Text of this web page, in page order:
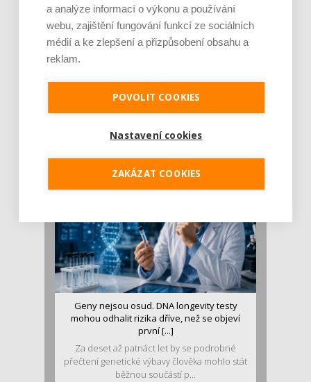
Je jen pro sportovce, přiberu po něm a ve
v oblasti zdraví, výživy i dlouhověkosti. Přesto
Geny nejsou osud. DNA longevity testy
mohou odhalit rizika dříve, než se objeví
první [...]
Za deset až patnáct let by se podrobné
přečtení genetické výbavy člověka mohlo stát
běžnou součástí p...
a analýze informací o výkonu a používání
webu, zajištění fungování funkcí ze sociálních
médií a ke zlepšení a přizpůsobení obsahu a
reklam.
POVOLIT COOKIES
Nastavení cookies
ZAKÁZAT COOKIES